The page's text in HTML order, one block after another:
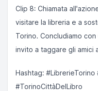
Clip 8: Chiamata
visitare la libreria e a
Torino. Concludiamo
invito a taggare gli amici
Hashtag: #LibrerieTorino
#TorinoCittàDelLibro